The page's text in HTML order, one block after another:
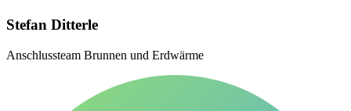
Stefan Ditterle
Anschlussteam Brunnen und Erdwärme